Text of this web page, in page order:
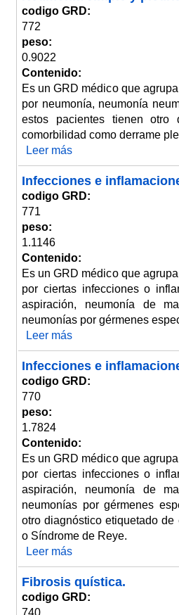
codigo GRD:
772
peso:
0.9022
Contenido:
Es un GRD médico que
por neumonía, neumonía
estos pacientes tienen otro
comorbilidad como derrame
Leer más
Infecciones e
codigo GRD:
771
peso:
1.1146
Contenido:
Es un GRD médico que
por ciertas infecciones o
aspiración, neumonía de
neumonías por gérmenes
Leer más
Infecciones e
codigo GRD:
770
peso:
1.7824
Contenido:
Es un GRD médico que
por ciertas infecciones o
aspiración, neumonía de
neumonías por gérmenes
otro diagnóstico etiquetado
o Síndrome de Reye.
Leer más
Fibrosis quística.
codigo GRD:
740